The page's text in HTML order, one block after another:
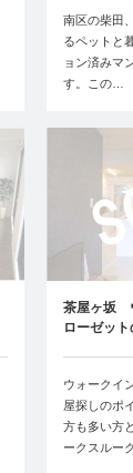
南区の柴田
るペットと
ョン済みマ
す。この…
茶屋ヶ坂
ローゼッ
ウォークイ
屋探しのポ
方も多い方
ークスルー